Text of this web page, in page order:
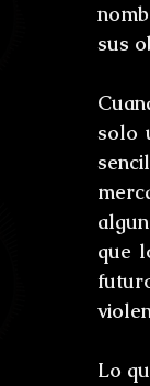
L'horreur
Susurros
sus
solo
que
Lo